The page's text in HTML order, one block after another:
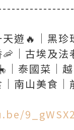
遊🔥｜黑珍
｜古埃及法
泰國菜｜越
南山美食｜